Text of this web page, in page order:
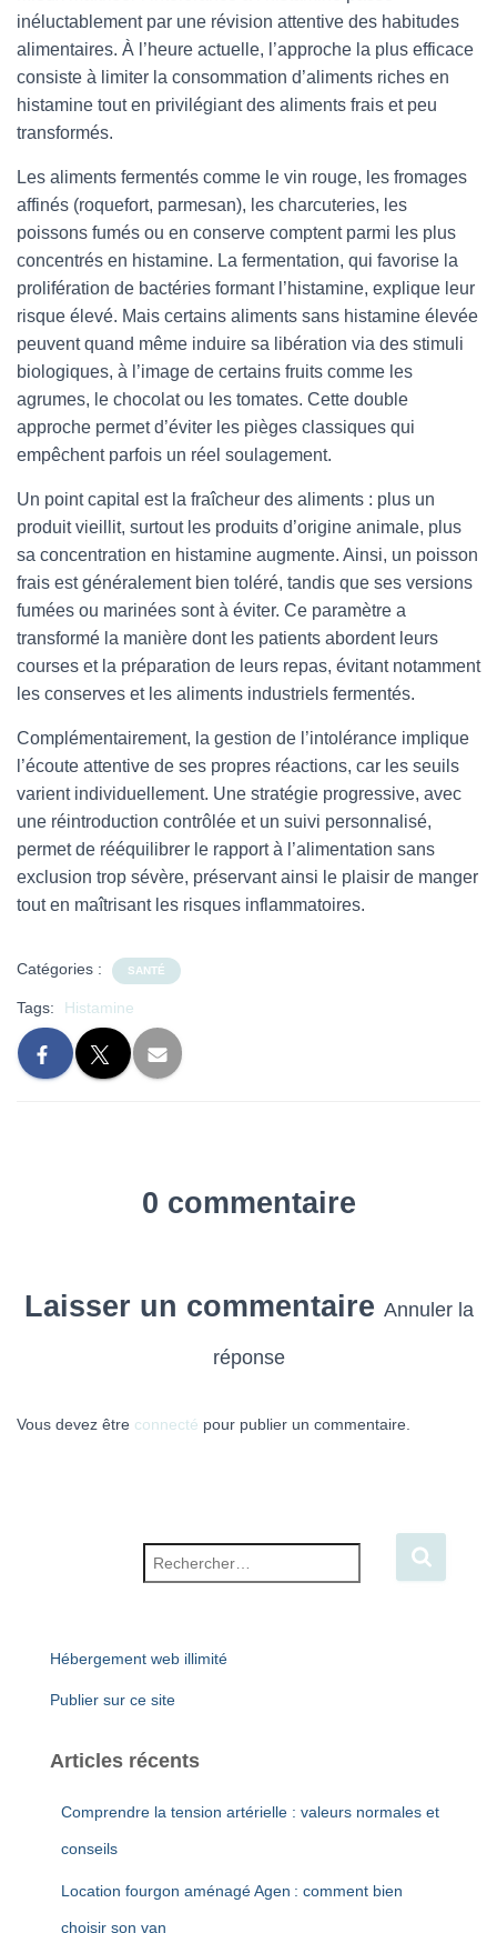
inéluctablement par une révision attentive des habitudes
alimentaires. À l’heure actuelle, l’approche la plus efficace
consiste à limiter la consommation d’aliments riches en
histamine tout en privilégiant des aliments frais et peu
transformés.
Les aliments fermentés comme le vin rouge, les fromages
affinés (roquefort, parmesan), les charcuteries, les
poissons fumés ou en conserve comptent parmi les plus
concentrés en histamine. La fermentation, qui favorise la
prolifération de bactéries formant l’histamine, explique leur
risque élevé. Mais certains aliments sans histamine élevée
peuvent quand même induire sa libération via des stimuli
biologiques, à l’image de certains fruits comme les
agrumes, le chocolat ou les tomates. Cette double
approche permet d’éviter les pièges classiques qui
empêchent parfois un réel soulagement.
Un point capital est la fraîcheur des aliments : plus un
produit vieillit, surtout les produits d’origine animale, plus
sa concentration en histamine augmente. Ainsi, un poisson
frais est généralement bien toléré, tandis que ses versions
fumées ou marinées sont à éviter. Ce paramètre a
transformé la manière dont les patients abordent leurs
courses et la préparation de leurs repas, évitant notamment
les conserves et les aliments industriels fermentés.
Complémentairement, la gestion de l’intolérance implique
l’écoute attentive de ses propres réactions, car les seuils
varient individuellement. Une stratégie progressive, avec
une réintroduction contrôlée et un suivi personnalisé,
permet de rééquilibrer le rapport à l’alimentation sans
exclusion trop sévère, préservant ainsi le plaisir de manger
tout en maîtrisant les risques inflammatoires.
Catégories : SANTÉ
Tags: Histamine
0 commentaire
Laisser un commentaire Annuler la
réponse
Vous devez être connecté pour publier un commentaire.
Hébergement web illimité
Publier sur ce site
Articles récents
Comprendre la tension artérielle : valeurs normales et
conseils
Location fourgon aménagé Agen : comment bien
choisir son van